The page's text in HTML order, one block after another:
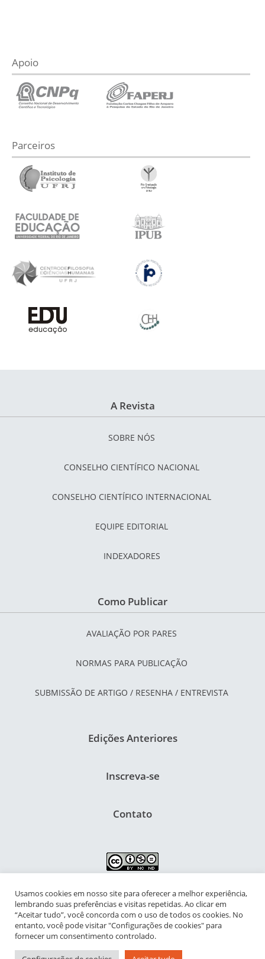
Apoio
Parceiros
A Revista
SOBRE NÓS
CONSELHO CIENTÍFICO NACIONAL
CONSELHO CIENTÍFICO INTERNACIONAL
EQUIPE EDITORIAL
INDEXADORES
Como Publicar
AVALIAÇÃO POR PARES
NORMAS PARA PUBLICAÇÃO
SUBMISSÃO DE ARTIGO / RESENHA / ENTREVISTA
Edições Anteriores
Inscreva-se
Contato
NIPIAC – Núcleo Interdisciplinar de Pesquisa para a Infância e
Adolescência Contemporâneas
Universidade Federal do Rio de Janeiro - Campus da Praia Vermelha
Av. Pasteur, 250 – Urca, Prédio da Decania do CFCH
Usamos cookies em nosso site para oferecer a melhor experiência,
lembrando suas preferências e visitas repetidas. Ao clicar em
“Aceitar tudo”, você concorda com o uso de todos os cookies. No
entanto, você pode visitar "Configurações de cookies" para
fornecer um consentimento controlado.